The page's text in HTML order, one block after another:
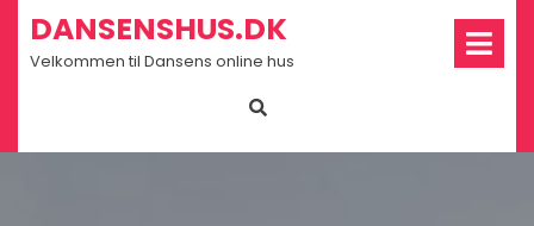
Skip
content
DANSENSHUS.DK
Velkommen til Dansens online hus